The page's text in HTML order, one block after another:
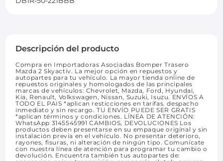
Descripción del producto
Compra en Importadoras Asociadas Bomper Trasero
Mazda 2 Skyactiv. La mejor opción en repuestos y
autopartes para tu vehículo. La mayor tienda online de
repuestos originales y homologados de las principales
marcas de vehículos: Chevrolet, Mazda, Ford, Hyundai,
Kia, Renault, Volkswagen, Nissan, Suzuki, Isuzu. ENVÍOS A
TODO EL PAIS *aplican resticciones en tarifas. despacho
inmediato y sin recargo. TU ENVÍO PUEDE SER GRATIS
*aplican términos y condiciones. LÍNEA DE ATENCIÓN:
WhatsApp 3145545991 CAMBIOS, DEVOLUCIONES Los
productos deben presentarse en su empaque original y sin
instalación previa en el vehículo. No presentar deterioro,
rayones, fisuras, ni alteración de ningún tipo. Comunícate
con nuestra línea de atención para programar tu cambio o
devolución. Encuentra también tus autopartes de: